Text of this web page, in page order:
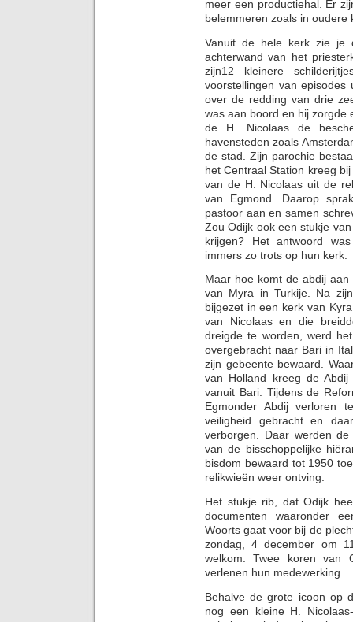
meer een productiehal. Er
belemmeren zoals in oudere
Vanuit de hele kerk zie je
achterwand van het
zijn12 kleinere
voorstellingen van
over de redding van drie
was aan boord en hij zorgde
de H. Nicolaas de
havensteden zoals
de stad. Zijn parochie
het Centraal Station kreeg
van de H. Nicolaas uit de
van Egmond. Daarop
pastoor aan en samen
Zou Odijk ook een stukje
krijgen? Het antwoord
immers zo trots op hun kerk.
Maar hoe komt de abdij
van Myra in Turkije. Na
bijgezet in een kerk van
van Nicolaas en die
dreigde te worden, werd
overgebracht naar Bari in
zijn gebeente bewaard.
van Holland kreeg de
vanuit Bari. Tijdens de
Egmonder Abdij verloren
veiligheid gebracht en
verborgen. Daar werden
van de bisschoppelijke
bisdom bewaard tot 1950
relikwieën weer ontving.
Het stukje rib, dat Odijk
documenten waaronder
Woorts gaat voor bij de
zondag, 4 december om
welkom. Twee koren van
verlenen hun medewerking.
Behalve de grote icoon op
nog een kleine H.